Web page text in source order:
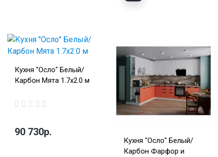
Кухня "Осло" Белый/
Карбон Мята 1.7х2.0 м
90 730р.
Кухня "Осло" Белый/
Карбон Фарфор и